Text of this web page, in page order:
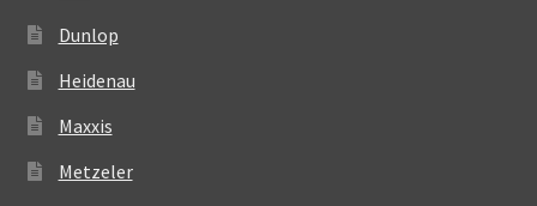
Dunlop
Heidenau
Maxxis
Metzeler